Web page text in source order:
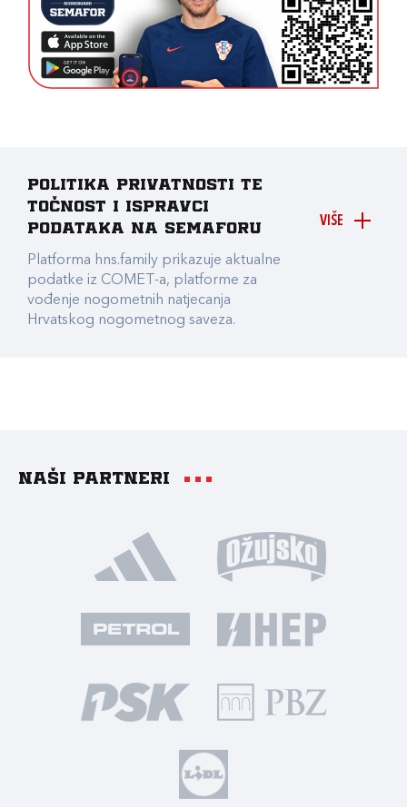
VIŠE
Politika privatnosti te
točnost i ispravci
podataka na Semaforu
Platforma hns.family prikazuje aktualne
podatke iz COMET-a, platforme za
vođenje nogometnih natjecanja
Hrvatskog nogometnog saveza.
Naši partneri